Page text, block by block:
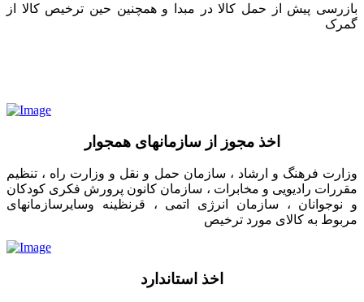
بازرسی پیش از حمل کالا در مبدا و همچنین حین ترخیص کالا از
گمرک
اخذ مجوز از سازمانهای همجوار
وزارت فرهنگ و ارشاد ، سازمان حمل و نقل و وزارت راه ، تنظیم
مقررات رادیویی و مخابرات ، سازمان کانون پرورش فکری کودکان
و نوجوانان ، سازمان انرژی اتمی ، قرنظینه وسایرسازمانهای
مربوط به کالای مورد ترخیص
اخذ استاندارد